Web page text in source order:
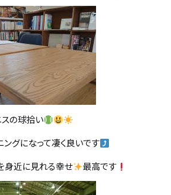
の球拾い
グになって凄く良いです
身近に見れる幸せ
最高です